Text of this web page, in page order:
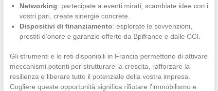
Networking: partecipate a eventi mirati, scambiate idee con i
vostri pari, create sinergie concrete.
Dispositivi di finanziamento: esplorate le sovvenzioni,
prestiti d’onore e garanzie offerte da Bpifrance e dalle CCI.
Gli strumenti e le reti disponibili in Francia permettono di attivare
meccanismi potenti per strutturare la crescita, rafforzare la
resilienza e liberare tutto il potenziale della vostra impresa.
Cogliere queste opportunità significa rifiutare l’immobilismo e